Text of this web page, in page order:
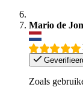
Mario de
Zoals